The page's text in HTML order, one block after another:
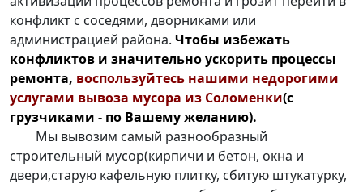
конфликт с соседями, дворниками или
администрацией района. Чтобы избежать
конфликтов и значительно ускорить процессы
ремонта, воспользуйтесь нашими недорогими
услугами вывоза мусора из Соломенки(с
грузчиками - по Вашему желанию).
Мы вывозим самый разнообразный
строительный мусор(кирпичи и бетон, окна и
двери,старую кафельную плитку, сбитую штукатурку,